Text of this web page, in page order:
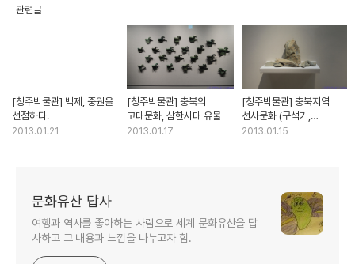
관련글
[청주박물관] 백제, 중원을
선점하다.
2013.01.21
[청주박물관] 충북의
고대문화, 삼한시대 유물
2013.01.17
[청주박물관] 충북지역
선사문화 (구석기,
신석기시대)
2013.01.15
문화유산 답사
여행과 역사를 좋아하는 사람으로 세계 문화유산을 답
사하고 그 내용과 느낌을 나누고자 함.